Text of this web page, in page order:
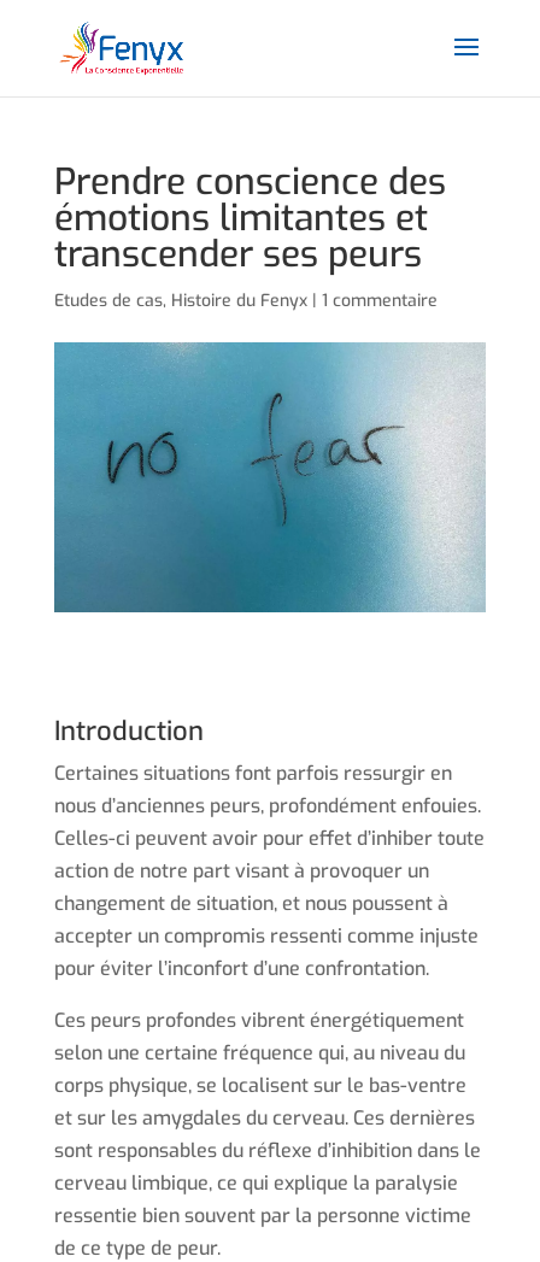
Prendre conscience des
émotions limitantes et
transcender ses peurs
Etudes de cas, Histoire du Fenyx| 1 commentaire
Introduction
Certaines situations font parfois ressurgir en
nous d’anciennes peurs, profondément enfouies.
Celles-ci peuvent avoir pour effet d’inhiber toute
action de notre part visant à provoquer un
changement de situation, et nous poussent à
accepter un compromis ressenti comme injuste
pour éviter l’inconfort d’une confrontation.
Ces peurs profondes vibrent énergétiquement
selon une certaine fréquence qui, au niveau du
corps physique, se localisent sur le bas-ventre
et sur les amygdales du cerveau. Ces dernières
sont responsables du réflexe d’inhibition dans le
cerveau limbique, ce qui explique la paralysie
ressentie bien souvent par la personne victime
de ce type de peur.